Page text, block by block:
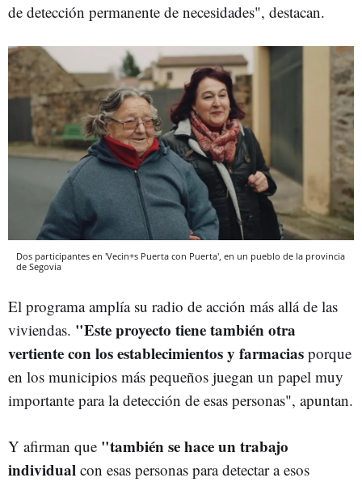
de detección permanente de necesidades", destacan.
Dos participantes en 'Vecin+s Puerta con Puerta', en un pueblo de la provincia
de Segovia
El programa amplía su radio de acción más allá de las
viviendas. "Este proyecto tiene también otra
vertiente con los establecimientos y farmacias porque
en los municipios más pequeños juegan un papel muy
importante para la detección de esas personas", apuntan.
Y afirman que "también se hace un trabajo
individual con esas personas para detectar a esos